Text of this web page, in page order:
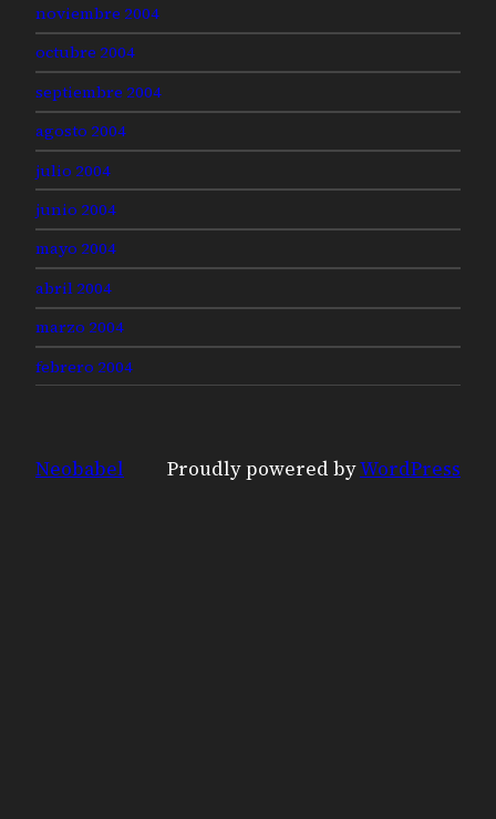
noviembre 2004
octubre 2004
septiembre 2004
agosto 2004
julio 2004
junio 2004
mayo 2004
abril 2004
marzo 2004
febrero 2004
Neobabel Proudly powered byWordPress